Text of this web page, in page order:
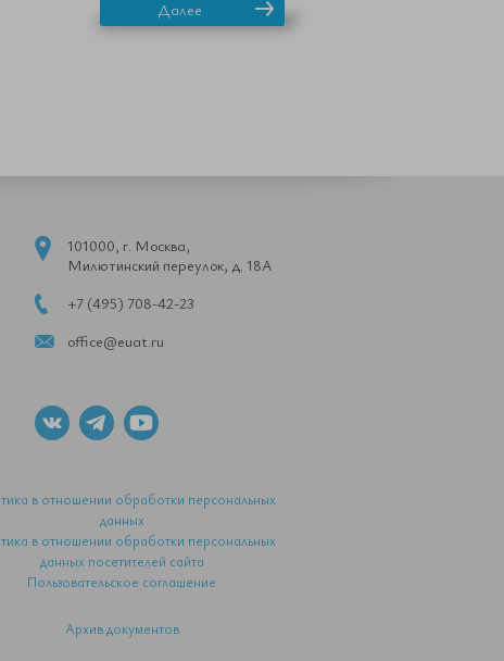
Далее
101000, г. Москва,
Милютинский переулок, д. 18А
+7 (495) 708-42-23
office@euat.ru
в отношении обработки персональных
данных
в отношении обработки персональных
данных посетителей сайта
Пользовательское соглашение
Архив документов